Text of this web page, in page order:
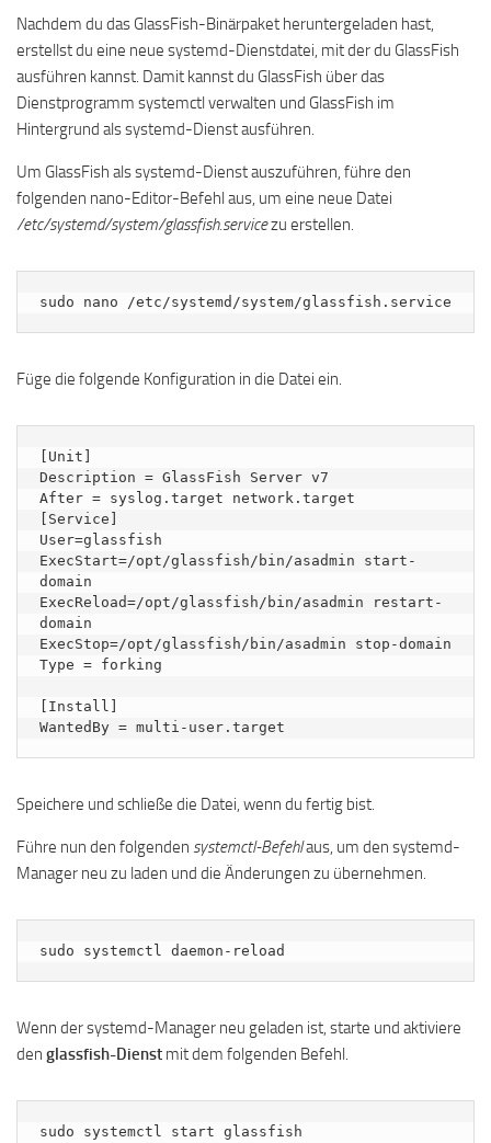
Nachdem du das GlassFish-Binärpaket heruntergeladen hast,
erstellst du eine neue systemd-Dienstdatei, mit der du GlassFish
ausführen kannst. Damit kannst du GlassFish über das
Dienstprogramm systemctl verwalten und GlassFish im
Hintergrund als systemd-Dienst ausführen.
Um GlassFish als systemd-Dienst auszuführen, führe den
folgenden nano-Editor-Befehl aus, um eine neue Datei
/etc/systemd/system/glassfish.servicezu erstellen.
sudo nano /etc/systemd/system/glassfish.service
Füge die folgende Konfiguration in die Datei ein.
[Unit]
Description = GlassFish Server v7
After = syslog.target network.target
[Service]
User=glassfish
ExecStart=/opt/glassfish/bin/asadmin start-
domain
ExecReload=/opt/glassfish/bin/asadmin restart-
domain
ExecStop=/opt/glassfish/bin/asadmin stop-domain
Type = forking
[Install]
WantedBy = multi-user.target
Speichere und schließe die Datei, wenn du fertig bist.
Führe nun den folgenden systemctl-Befehlaus, um den systemd-
Manager neu zu laden und die Änderungen zu übernehmen.
sudo systemctl daemon-reload
Wenn der systemd-Manager neu geladen ist, starte und aktiviere
den glassfish-Dienst mit dem folgenden Befehl.
sudo systemctl start glassfish